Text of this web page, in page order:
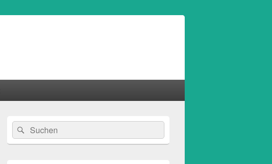
Primärer
Seitenleisten
Widget-
Bereich
Suche
nach:
Suchen